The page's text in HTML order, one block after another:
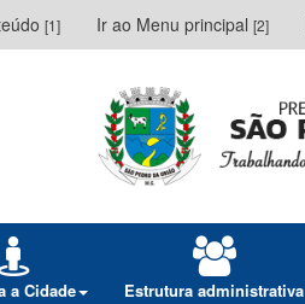
[1] Ir ao Menu principal [2]
a Cidade Estrutura administrativa